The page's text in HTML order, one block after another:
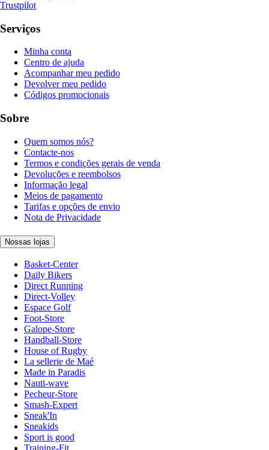
Trustpilot
Serviços
Minha conta
Centro de ajuda
Acompanhar meu pedido
Devolver meu pedido
Códigos promocionais
Sobre
Quem somos nós?
Contacte-nos
Termos e condições gerais de venda
Devoluções e reembolsos
Informação legal
Meios de pagamento
Tarifas e opções de envio
Nota de Privacidade
Nossas lojas
Basket-Center
Daily Bikers
Direct Running
Direct-Volley
Espace Golf
Foot-Store
Galope-Store
Handball-Store
House of Rugby
La sellerie de Maé
Made in Paradis
Nauti-wave
Pecheur-Store
Smash-Expert
Sneak'In
Sneakids
Sport is good